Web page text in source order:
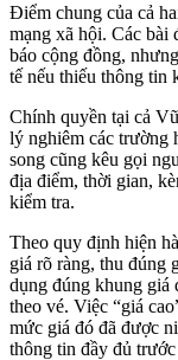
Điểm chung của cả
mạng xã hội. Các bài
báo cộng đồng,
tế nếu thiếu thông tin
Chính quyền tại cả
lý nghiêm các trường
song cũng kêu gọi
địa điểm, thời gian,
kiểm tra.
Theo quy định hiện
giá rõ ràng, thu đúng
dụng đúng khung giá
theo vé. Việc “giá
mức giá đó đã được
thông tin đầy đủ